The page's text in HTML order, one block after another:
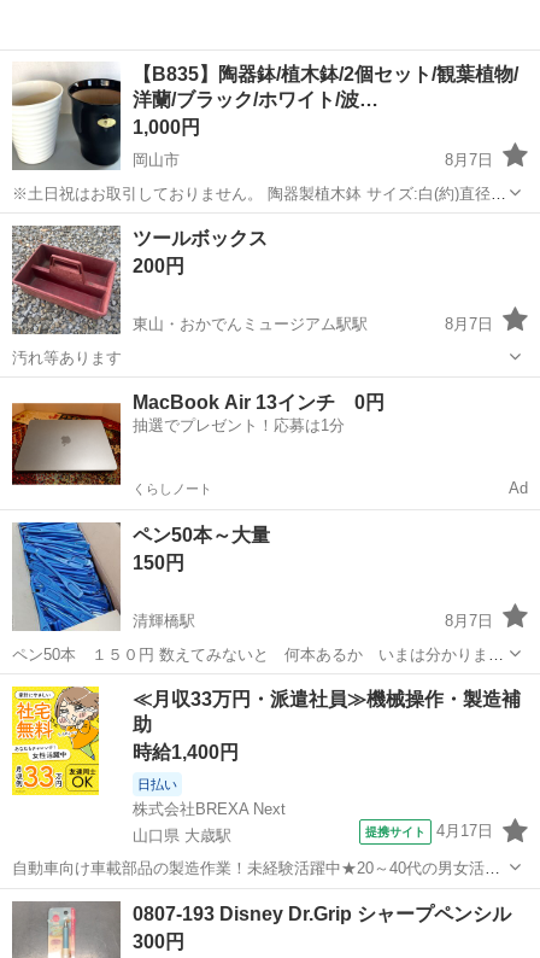
【B835】陶器鉢/植木鉢/2個セット/観葉植物/
洋蘭/ブラック/ホワイト/波…
1,000円
岡山市
8月7日
※土日祝はお取引しておりません。 陶器製植木鉢 サイズ:白(約)直径
24.5㎝/高さ27㎝ 黒(約)直径24.5㎝/高さ27㎝ 簡易清掃済み。 中
岡山 岡山市 その他
ツールボックス
200円
東山・おかでんミュージアム駅駅
8月7日
汚れ等あります
東山・おかでんミュージアム駅駅
MacBook Air 13インチ 0円
抽選でプレゼント！応募は1分
くらしノート Ad
ペン50本～大量
150円
清輝橋駅
8月7日
ペン50本 １５０円 数えてみないと 何本あるか いまは分かりませ
ん。 ペン先が 折れてないか検品しますので 欲しい方は 希望本数
を コメントください ロゴが気にならない方でお願いします。 ロゴ
は 紙やすりで 簡単に落...
岡山 岡山市 清輝橋駅 その他
≪月収33万円・派遣社員≫機械操作・製造補
助
時給1,400円
日払い
株式会社BREXA Next
山口県 大歳駅
提携サイト 4月17日
自動車向け車載部品の製造作業！未経験活躍中★20～40代の男女活躍
中！友達同士での応募OK！備品付きワンルーム寮費無料！赴任旅費会
社負担！生活支援物資事前対応可◎格安食堂利用可！年間休日135日
♪《山口県山口市》 人気の工...
山口 山口市
0807-193 Disney Dr.Grip シャープペンシル
300円